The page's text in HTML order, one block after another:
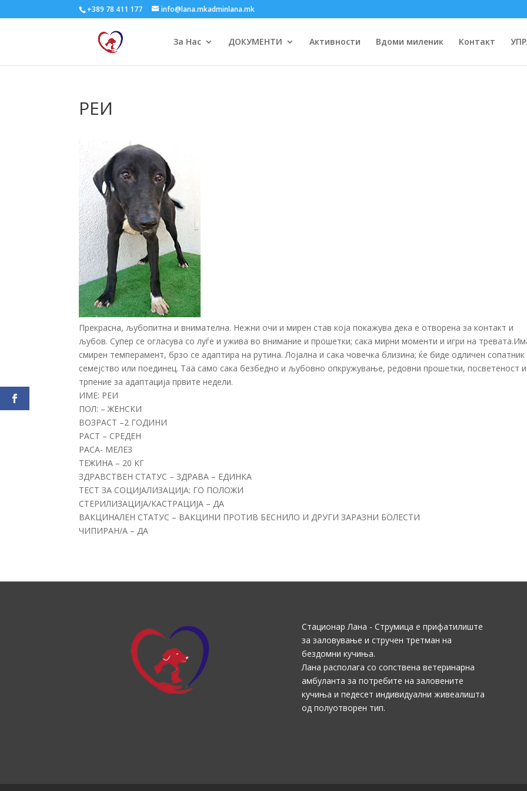
+389 78 411 177 info@lana.mkadminlana.mk
За Нас ДОКУМЕНТИ Активности Вдоми миленик Контакт
РЕИ
Прекрасна, љубопитна и внимателна. Нежни очи и мирен став која покажува дека е отворена за контакт и
љубов. Супер се огласува со луѓе и ужива во внимание и прошетки; сака мирни моменти и игри на
смирен темперамент, брзо се адаптира на рутина. Лојална и сака човечка близина; ќе биде одличен сопатник
семејство или поединец. Таа само сака безбедно и љубовно опкружување, редовни прошетки, посветеност и
трпение за адаптација првите недели.
ИМЕ: РЕИ
ПОЛ: – ЖЕНСКИ
ВОЗРАСТ –2 ГОДИНИ
РАСТ – СРЕДЕН
РАСА- МЕЛЕЗ
ТЕЖИНА – 20 КГ
ЗДРАВСТВЕН СТАТУС – ЗДРАВА – ЕДИНКА
ТЕСТ ЗА СОЦИЈАЛИЗАЦИЈА: ГО ПОЛОЖИ
СТЕРИЛИЗАЦИЈА/КАСТРАЦИЈА – ДА
ВАКЦИНАЛЕН СТАТУС – ВАКЦИНИ ПРОТИВ БЕСНИЛО И ДРУГИ ЗАРАЗНИ БОЛЕСТИ
ЧИПИРАН/А – ДА
Стационар Лана - Струмица е прифатилиште
за заловување и стручен третман на
бездомни кучиња.
Лана располага со сопствена ветеринарна
амбуланта за потребите на заловените
кучиња и педесет индивидуални живеалишта
од полуотворен тип.